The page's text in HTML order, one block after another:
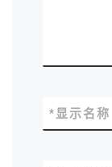
显示名称
*